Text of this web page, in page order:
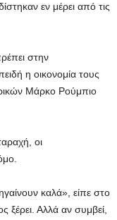
εν μέρει από τις
στην
η οικονομία τους
Μάρκο Ρούμπιο
οι
καλά», είπε στο
ξέρει. Αλλά αν συμβεί,